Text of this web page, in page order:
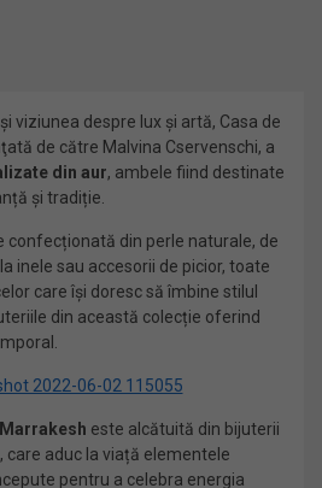
viziunea despre lux și artă, Casa de
de către Malvina Cservenschi, a
din aur, ambele fiind destinate
și tradiție.
confecționată din perle naturale, de
inele sau accesorii de picior, toate
care își doresc să îmbine stilul
din această colecție oferind
Marrakesh este alcătuită din bijuterii
care aduc la viață elementele
pentru a celebra energia